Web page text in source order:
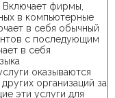
Включает фирмы,
в компьютерные
в себя обычный
с последующим
в себя
оказываются
организаций за
эти услуги для